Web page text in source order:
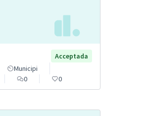
Acceptada
Municipi
0 0